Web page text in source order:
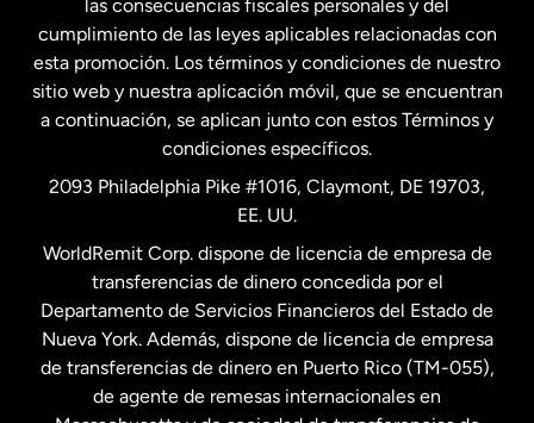
Malasia
Nueva Zelanda
Países Bajos
Suecia
las consecuencias fiscales personales y del
cumplimiento de las leyes aplicables relacionadas con
esta promoción. Los términos y condiciones de nuestro
sitio web y nuestra aplicación móvil, que se encuentran
a continuación, se aplican junto con estos Términos y
condiciones específicos.
2093 Philadelphia Pike #1016, Claymont, DE 19703,
EE. UU.
WorldRemit Corp. dispone de licencia de empresa de
transferencias de dinero concedida por el
Departamento de Servicios Financieros del Estado de
Nueva York. Además, dispone de licencia de empresa
de transferencias de dinero en Puerto Rico (TM-055),
de agente de remesas internacionales en